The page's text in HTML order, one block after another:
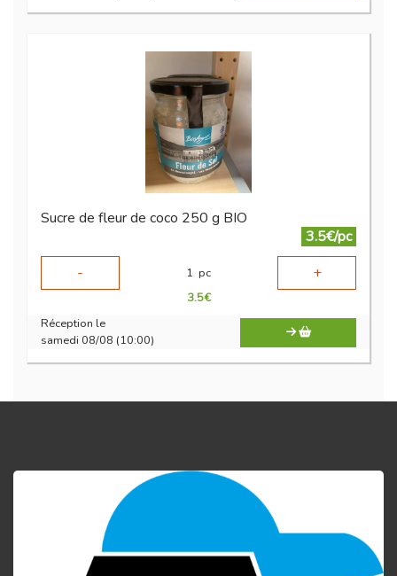
Sucre de fleur de coco 250 g BIO
3.5€/pc
-
1 pc +
3.5€
Réception le
samedi 08/08 (10:00)